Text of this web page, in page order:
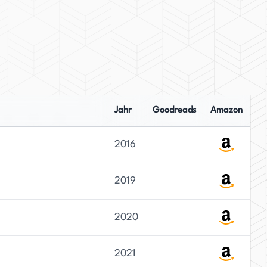
Jahr Goodreads Amazon
2016
2019
2020
2021